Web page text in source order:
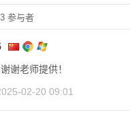
3 参与者
谢老师提供！
02-20 09:01